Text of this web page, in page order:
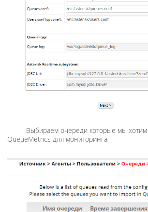
· Выбираем очереди которые мы хотим
QueueMetrics для мониторинга